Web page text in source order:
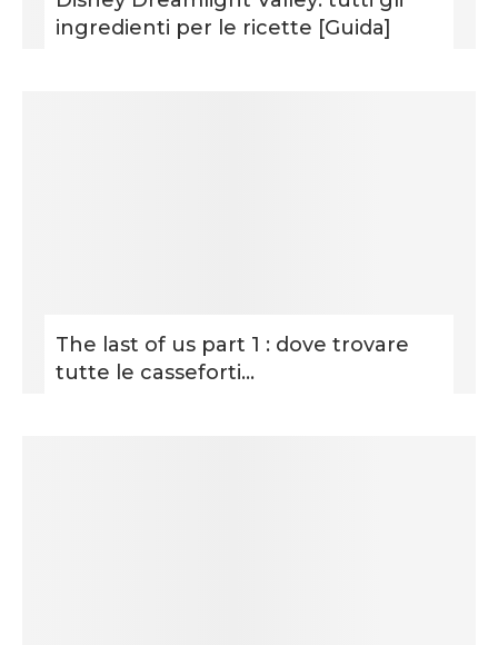
ingredienti per le ricette [Guida]
The last of us part 1 : dove trovare
tutte le casseforti...